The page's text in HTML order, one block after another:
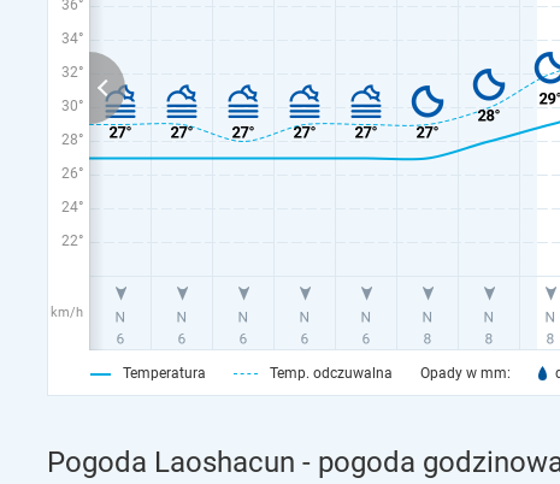
36°
34°
32°
30°
28°
26°
24°
22°
km/h
Temperatura Temp. odczuwalna Opady w mm:
Pogoda Laoshacun - pogoda